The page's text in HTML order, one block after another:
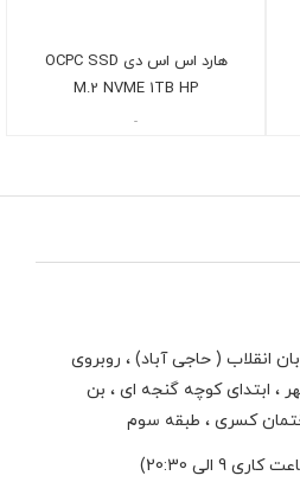
هارد اس اس دی OCPC SSD
M.2 NVME 1TB HP
-
انقلاب ( حاجی آباد) ، روبروی
، ابتدای كوچه گنجه ای ، بن
كسری ، طبقه سوم